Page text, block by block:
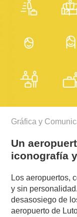
Gráfica y
Un
iconografía
Los aeropuertos,
y sin
desasosiego de
aeropuerto de